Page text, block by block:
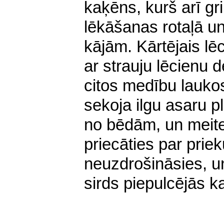
kaķēns, kurš arī
lēkāšanas rotaļā
kājām. Kārtējais
ar strauju lēcienu
citos medību
sekoja ilgu asaru
no bēdām, un
priecāties par
neuzdrošināsies,
sirds piepulcējās